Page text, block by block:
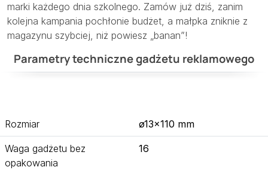
marki każdego dnia szkolnego. Zamów już dziś, zanim
kolejna kampania pochłonie budżet, a małpka zniknie z
magazynu szybciej, niż powiesz „banan”!
Parametry techniczne gadżetu reklamowego
Rozmiar ø13×110 mm
Waga gadżetu bez
opakowania
16